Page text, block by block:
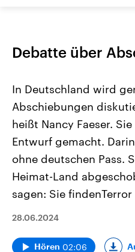
Debatte über
In Deutschland wird
Abschiebungen
heißt Nancy Faeser.
Entwurf gemacht.
ohne deutschen Pass.
Heimat-Land
sagen: Sie
28.06.2024
Hören 02:06